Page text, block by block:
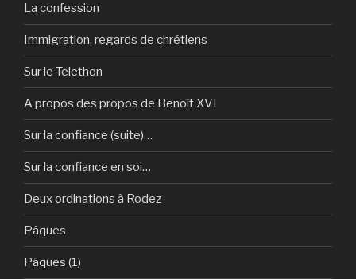
La confession
Immigration, regards de chrétiens
Sur le Telethon
A propos des propos de Benoît XVI
Sur la confiance (suite)…
Sur la confiance en soi…
Deux ordinations à Rodez
Pâques
Pâques (1)